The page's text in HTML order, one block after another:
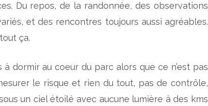
Du repos, de la randonnée, des observations
et des rencontres toujours aussi agréables.
ça.
dormir au coeur du parc alors que ce n’est pas
le risque et rien du tout, pas de contrôle,
un ciel étoilé avec aucune lumière à des kms